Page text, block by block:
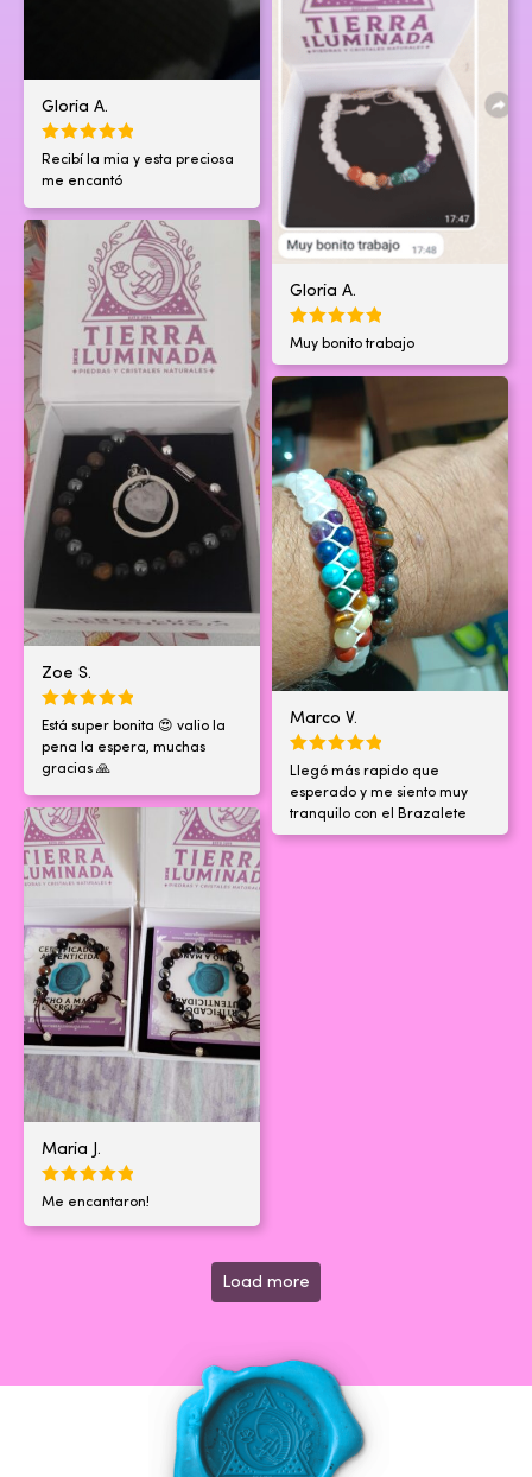
Gloria A.
Recibí la mia y esta preciosa
me encantó
Gloria A.
Muy bonito trabajo
Zoe S.
Está super bonita 😍 valio la
pena la espera, muchas
gracias 🙏
Marco V.
Llegó más rapido que
esperado y me siento muy
tranquilo con el Brazalete
Maria J.
Me encantaron!
Load more